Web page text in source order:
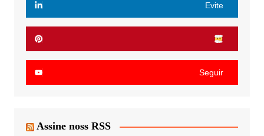
Evite
Seguir
Assine noss RSS